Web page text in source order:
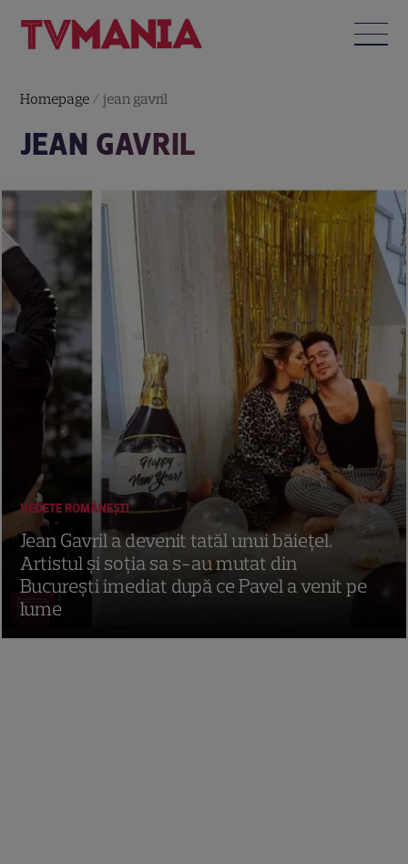
Homepage /jean gavril
JEAN GAVRIL
7
VEDETE ROMÂNEŞTI
Jean Gavril a devenit tatăl unui băiețel.
Artistul și soția sa s-au mutat din
București imediat după ce Pavel a venit pe
lume